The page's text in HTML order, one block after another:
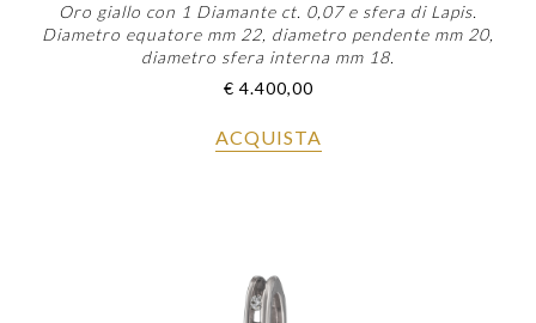
Oro giallo con 1 Diamante ct. 0,07 e sfera di Lapis.
Diametro equatore mm 22, diametro pendente mm 20,
diametro sfera interna mm 18.
€ 4.400,00
ACQUISTA